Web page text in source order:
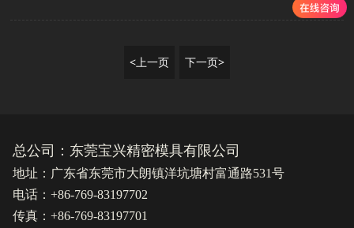
<上一页 下一页>
总公司：东莞宝兴精密模具有限公司
地址：广东省东莞市大朗镇洋坑塘村富通路531号
电话：+86-769-83197702
传真：+86-769-83197701